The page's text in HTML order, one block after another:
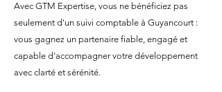
Avec GTM Expertise, vous ne bénéficiez pas
seulement d'un suivi comptable à Guyancourt :
vous gagnez un partenaire fiable, engagé et
capable d'accompagner votre développement
avec clarté et sérénité.